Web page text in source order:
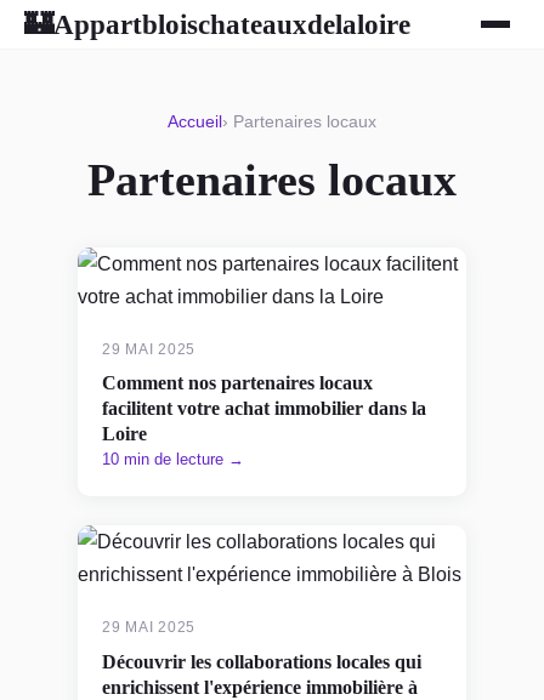
🏰Appartbloischateauxdelaloire
Accueil › Partenaires locaux
Partenaires locaux
29 MAI 2025
Comment nos partenaires locaux
facilitent votre achat immobilier dans la
Loire
10 min de lecture →
29 MAI 2025
Découvrir les collaborations locales qui
enrichissent l'expérience immobilière à